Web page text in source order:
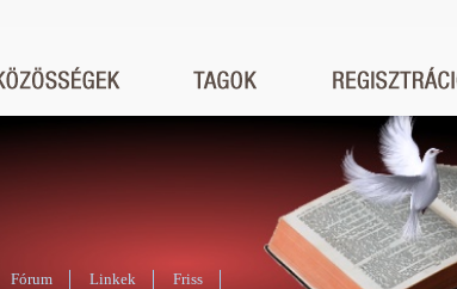
Fórum Linkek Friss